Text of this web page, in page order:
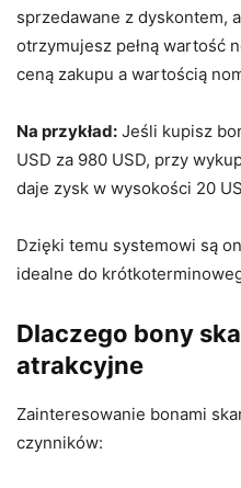
sprzedawane z dyskontem,
otrzymujesz pełną wartość
ceną zakupu a wartością
Na przykład: Jeśli kupisz
USD za 980 USD, przy
daje zysk w wysokości 20
Dzięki temu systemowi są
idealne do
Dlaczego bony
atrakcyjne
Zainteresowanie bonami
czynników: